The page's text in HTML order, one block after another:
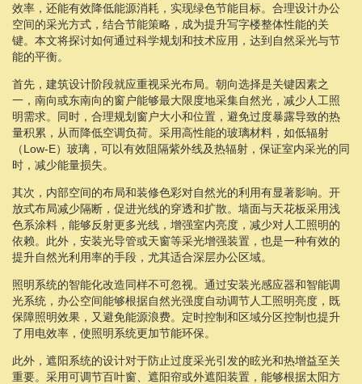
效率，还能有效降低能源消耗，实现绿色节能目标。合理设计办公
空间的采光方式，结合节能策略，成为提升写字楼整体性能的关
键。本文将探讨如何通过科学规划和技术应用，达到自然采光与节
能的平衡。
首先，建筑设计阶段就应重视采光布局。朝向选择是关键因素之
一，南向或东南向的窗户能够最大限度地采集自然光，减少人工照
明需求。同时，合理规划窗户大小和位置，避免过度暴露导致的热
量积累，从而降低空调负荷。采用高性能的玻璃材料，如低辐射
（Low-E）玻璃，可以有效阻隔紫外线及热辐射，保证室内采光的同
时，减少能量损失。
其次，内部空间的布局和装修色彩对自然光的利用有显著影响。开
放式布局减少隔断，促进光线的穿透和扩散。墙面与天花板采用浅
色系涂料，能够反射更多光线，增强室内亮度，减少对人工照明的
依赖。此外，安装光导管或天窗等采光增强装置，也是一种有效的
提升自然光利用率的手段，尤其适合深层办公区域。
照明系统的智能化改造同样不可忽视。通过安装光感应器和智能调
光系统，办公空间能够根据自然光强度自动调节人工照明亮度，既
保障照明效果，又避免能源浪费。定时控制和区域分区控制也提升
了用电效率，使照明系统更加节能环保。
此外，遮阳系统的设计对于防止过度采光引发的眩光和热增益至关
重要。采用可调节百叶窗、遮阳帘或外遮阳装置，能够根据太阳方